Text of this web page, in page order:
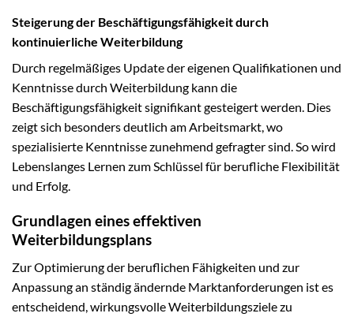
Steigerung der Beschäftigungsfähigkeit durch
kontinuierliche Weiterbildung
Durch regelmäßiges Update der eigenen Qualifikationen und
Kenntnisse durch Weiterbildung kann die
Beschäftigungsfähigkeit signifikant gesteigert werden. Dies
zeigt sich besonders deutlich am Arbeitsmarkt, wo
spezialisierte Kenntnisse zunehmend gefragter sind. So wird
Lebenslanges Lernen zum Schlüssel für berufliche Flexibilität
und Erfolg.
Grundlagen eines effektiven
Weiterbildungsplans
Zur Optimierung der beruflichen Fähigkeiten und zur
Anpassung an ständig ändernde Marktanforderungen ist es
entscheidend, wirkungsvolle Weiterbildungsziele zu